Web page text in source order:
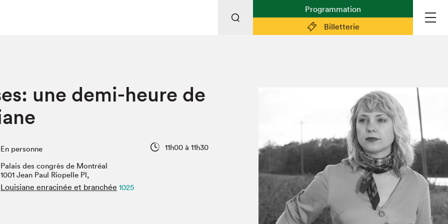
Billetterie
Programmation
Hydro-Québec
Programmation dans la ville
Partenaires
Espace exposant·e·s
Espace enseignant·e·s
Espace participant⋅e⋅s
Espace Salon dans la ville
Espace bénévoles
Devenir bénévole
une demi-heure de
En personne
11h00 à 11h30
Palais des congrès de Montréal
1001 Jean Paul Riopelle Pl,
Louisiane enracinée et branchée 1025